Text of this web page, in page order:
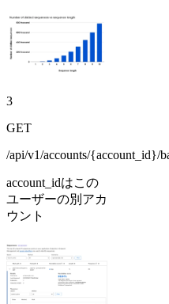
3
GET
/api/v1/accounts/{account_id}/
account_idはこの
ユーザーの別アカ
ウント